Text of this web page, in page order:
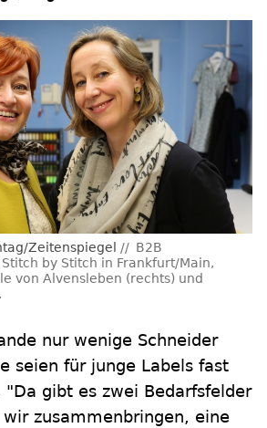
Zeitenspiegel
B2B
by Stitch in Frankfurt/Main,
von Alvensleben (rechts) und
nur wenige Schneider
seien für junge Labels fast
"Da gibt es zwei Bedarfsfelder
zusammenbringen, eine